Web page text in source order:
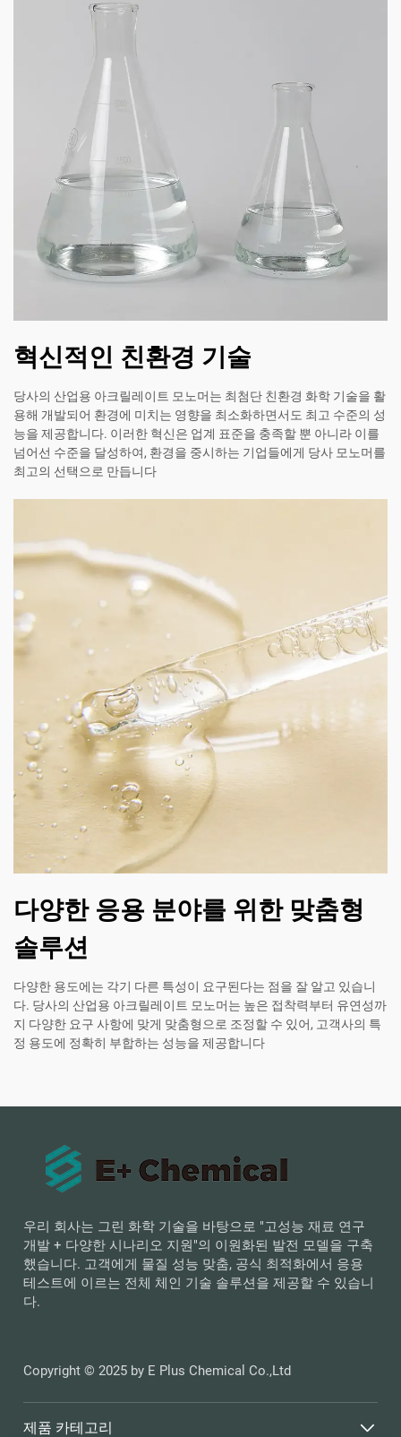
혁신적인 친환경 기술
당사의 산업용 아크릴레이트 모노머는 최첨단 친환경 화학 기술을 활
용해 개발되어 환경에 미치는 영향을 최소화하면서도 최고 수준의 성
능을 제공합니다. 이러한 혁신은 업계 표준을 충족할 뿐 아니라 이를
넘어선 수준을 달성하여, 환경을 중시하는 기업들에게 당사 모노머를
최고의 선택으로 만듭니다
다양한 응용 분야를 위한 맞춤형
솔루션
다양한 용도에는 각기 다른 특성이 요구된다는 점을 잘 알고 있습니
다. 당사의 산업용 아크릴레이트 모노머는 높은 접착력부터 유연성까
지 다양한 요구 사항에 맞게 맞춤형으로 조정할 수 있어, 고객사의 특
정 용도에 정확히 부합하는 성능을 제공합니다
우리 회사는 그린 화학 기술을 바탕으로 "고성능 재료 연구
개발 + 다양한 시나리오 지원"의 이원화된 발전 모델을 구축
했습니다. 고객에게 물질 성능 맞춤, 공식 최적화에서 응용
테스트에 이르는 전체 체인 기술 솔루션을 제공할 수 있습니
다.
Copyright © 2025 by E Plus Chemical Co.,Ltd
제품 카테고리